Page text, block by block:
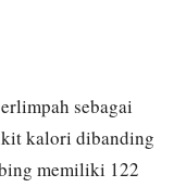
sebagai
kalori dibanding
memiliki 122